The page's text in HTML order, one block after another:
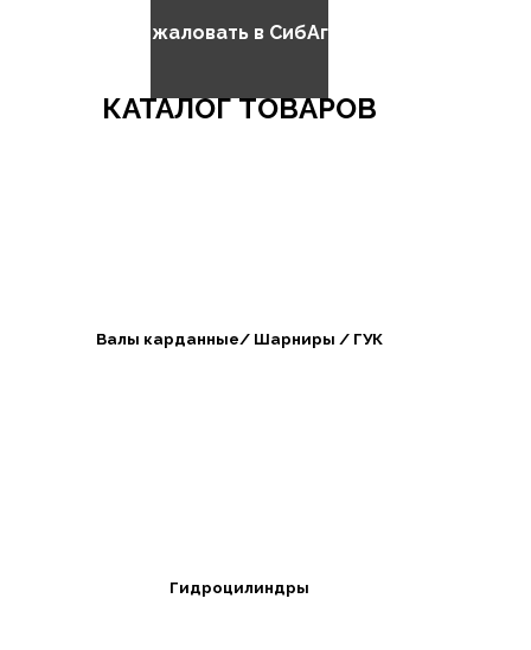
Добро пожаловать в СибАгроБизнес
КАТАЛОГ ТОВАРОВ
Валы карданные/ Шарниры / ГУК
Гидроцилиндры